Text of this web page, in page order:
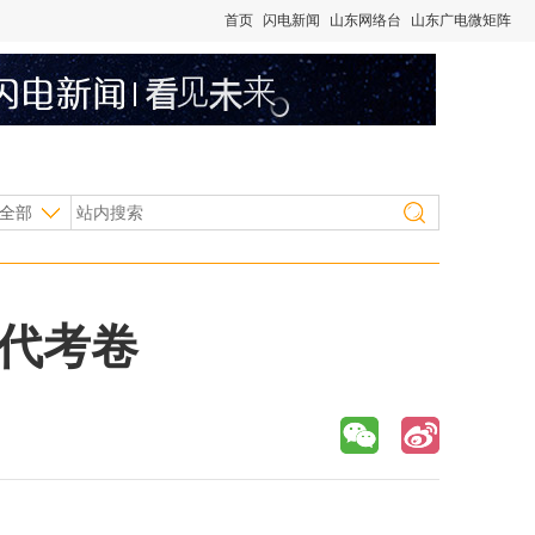
首页 闪电新闻 山东网络台 山东广电微矩阵
部
考卷